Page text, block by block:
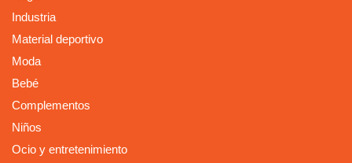
Industria
Material deportivo
Moda
Bebé
Complementos
Niños
Ocio y entretenimiento